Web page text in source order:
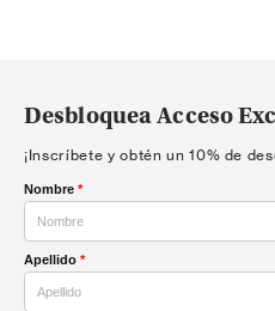
Desbloquea Acceso
¡Inscríbete y obtén un 10% de
Nombre *
Apellido *